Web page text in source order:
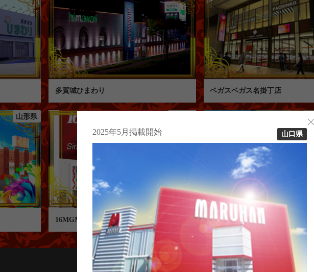
多賀城ひまわり ベガスベガス名掛丁店
山形県
16MGMいわき泉店 セントラル南相馬ジャスモール店
北関東の認定店舗
2025年5月掲載開始 山口県